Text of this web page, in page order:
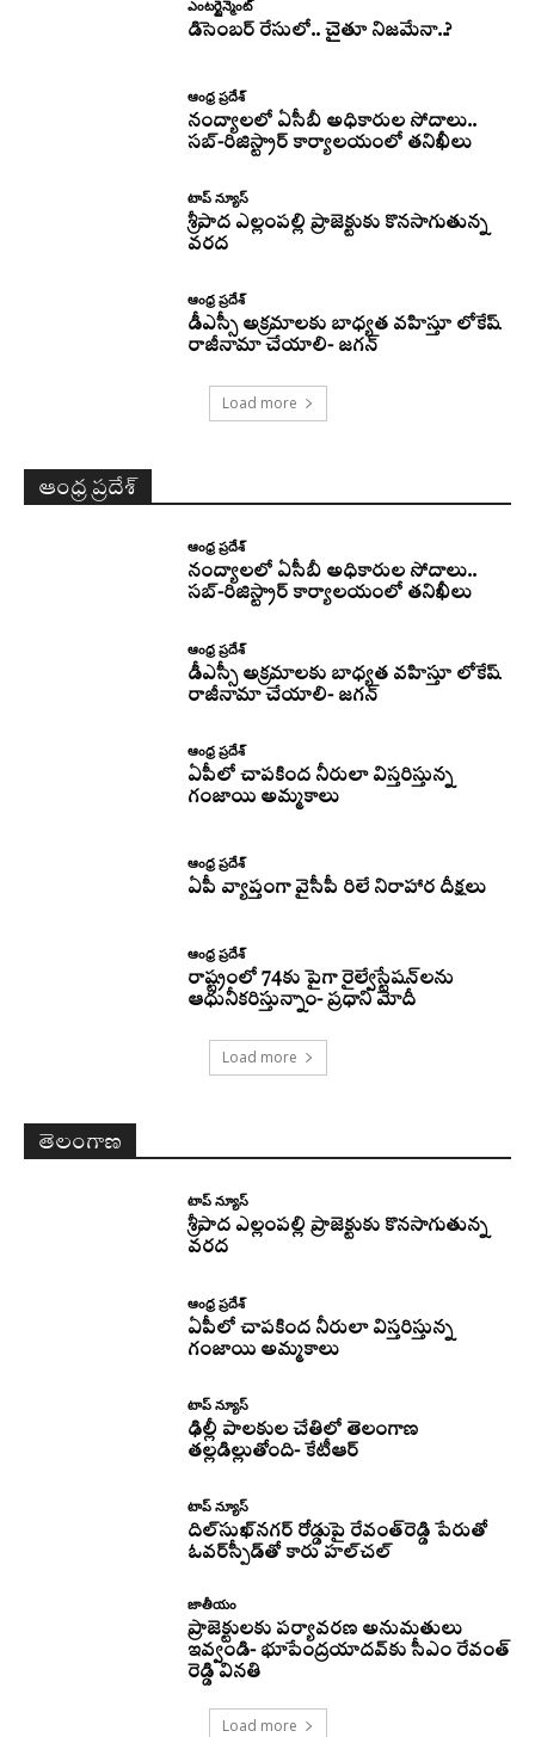
ఎంటర్టైన్మెంట్
డిసెంబర్ రేసులో.. చైతూ నిజమేనా..?
ఆంధ్ర ప్రదేశ్
నంద్యాలలో ఏసీబీ అధికారుల సోదాలు..
సబ్-రిజిస్ట్రార్ కార్యాలయంలో తనిఖీలు
టాప్ న్యూస్
శ్రీపాద ఎల్లంపల్లి ప్రాజెక్టుకు కొనసాగుతున్న
వరద
ఆంధ్ర ప్రదేశ్
డీఎస్సీ అక్రమాలకు బాధ్యత వహిస్తూ లోకేష్‌
రాజీనామా చేయాలి- జగన్
Load more
ఆంధ్ర ప్రదేశ్
ఆంధ్ర ప్రదేశ్
నంద్యాలలో ఏసీబీ అధికారుల సోదాలు..
సబ్-రిజిస్ట్రార్ కార్యాలయంలో తనిఖీలు
ఆంధ్ర ప్రదేశ్
డీఎస్సీ అక్రమాలకు బాధ్యత వహిస్తూ లోకేష్‌
రాజీనామా చేయాలి- జగన్
ఆంధ్ర ప్రదేశ్
ఏపీలో చాపకింద నీరులా విస్తరిస్తున్న
గంజాయి అమ్మకాలు
ఆంధ్ర ప్రదేశ్
ఏపీ వ్యాప్తంగా వైసీపీ రిలే నిరాహార దీక్షలు
ఆంధ్ర ప్రదేశ్
రాష్ట్రంలో 74కు పైగా రైల్వేస్టేషన్‌లను
ఆధునీకరిస్తున్నాం- ప్రధాని మోదీ
Load more
తెలంగాణ
టాప్ న్యూస్
శ్రీపాద ఎల్లంపల్లి ప్రాజెక్టుకు కొనసాగుతున్న
వరద
ఆంధ్ర ప్రదేశ్
ఏపీలో చాపకింద నీరులా విస్తరిస్తున్న
గంజాయి అమ్మకాలు
టాప్ న్యూస్
ఢిల్లీ పాలకుల చేతిలో తెలంగాణ
తల్లడిల్లుతోంది- కేటీఆర్
టాప్ న్యూస్
దిల్‌సుఖ్‌నగర్‌ రోడ్డుపై రేవంత్‌రెడ్డి పేరుతో
ఓవర్‌స్పీడ్‌తో కారు హల్‌చల్‌
జాతీయం
ప్రాజెక్టులకు పర్యావరణ అనుమతులు
ఇవ్వండి- భూపేంద్రయాదవ్‌కు సీఎం రేవంత్‌
రెడ్డి వినతి
Load more